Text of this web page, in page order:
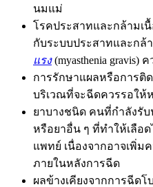
นมแม่
โรคประสาทและกล้ามเ
กับระบบประสาทและกล้
แรง(myasthenia
การรักษาแผลหรือการติ
บริเวณที่จะฉีดควรรอให้
ยาบางชนิด คนที่กำลังรับ
หรือยาอื่น ๆ ที่ทำให้เลือ
แพทย์ เนื่องจากอาจเพิ่ม
ภายในหลังการฉีด
ผลข้างเคียงจากการฉีด